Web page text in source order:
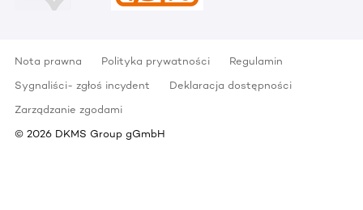
Nota prawna Polityka prywatności
Regulamin
Sygnaliści- zgłoś incydent
Deklaracja dostępności
Zarządzanie zgodami
© 2026 DKMS Group gGmbH